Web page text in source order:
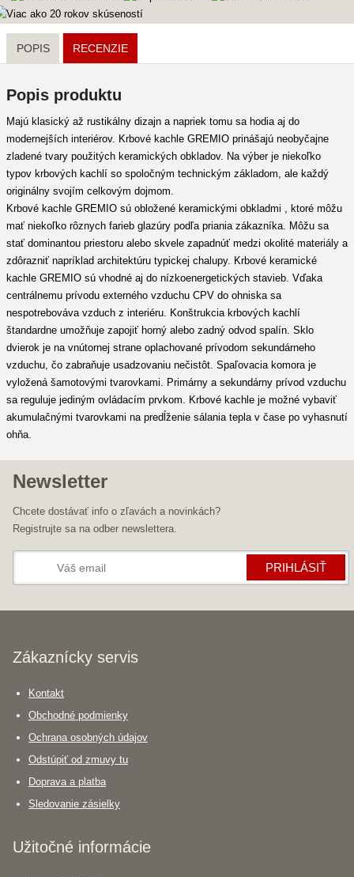
POPIS RECENZIE
Popis produktu
Majú klasický až rustikálny dizajn a napriek tomu sa hodia aj do
modernejších interiérov. Krbové kachle GREMIO prinášajú neobyčajne
zladené tvary použitých keramických obkladov. Na výber je niekoľko
typov krbových kachlí so spoločným technickým základom, ale každý
originálny svojím celkovým dojmom.
Krbové kachle GREMIO sú obložené keramickými obkladmi , ktoré môžu
mať niekoľko rôznych farieb glazúry podľa priania zákazníka. Môžu sa
stať dominantou priestoru alebo skvele zapadnúť medzi okolité materiály a
zdôrazniť napríklad architektúru typickej chalupy. Krbové keramické
kachle GREMIO sú vhodné aj do nízkoenergetických stavieb. Vďaka
centrálnemu prívodu externého vzduchu CPV do ohniska sa
nespotrebováva vzduch z interiéru. Konštrukcia krbových kachlí
štandardne umožňuje zapojiť horný alebo zadný odvod spalín. Sklo
dvierok je na vnútornej strane oplachované prívodom sekundárneho
vzduchu, čo zabraňuje usadzovaniu nečistôt. Spaľovacia komora je
vyložená šamotovými tvarovkami. Primárny a sekundárny prívod vzduchu
sa reguluje jediným ovládacím prvkom. Krbové kachle je možné vybaviť
akumulačnými tvarovkami na predĺženie sálania tepla v čase po vyhasnutí
ohňa.
Newsletter
Chcete dostávať info o zľavách a novinkách?
Registrujte sa na odber newslettera.
PRIHLÁSIŤ
Zákaznícky servis
Kontakt
Obchodné podmienky
Ochrana osobných údajov
Odstúpiť od zmuvy tu
Doprava a platba
Sledovanie zásielky
Užitočné informácie